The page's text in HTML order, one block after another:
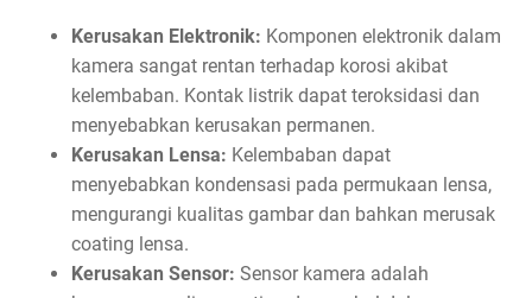
Kerusakan Elektronik: Komponen elektronik dalam
kamera sangat rentan terhadap korosi akibat
kelembaban. Kontak listrik dapat teroksidasi dan
menyebabkan kerusakan permanen.
Kerusakan Lensa: Kelembaban dapat
menyebabkan kondensasi pada permukaan lensa,
mengurangi kualitas gambar dan bahkan merusak
coating lensa.
Kerusakan Sensor: Sensor kamera adalah